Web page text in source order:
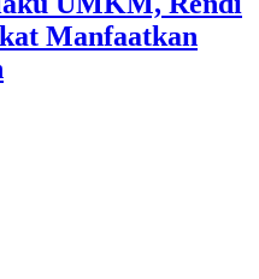
Manfaatkan